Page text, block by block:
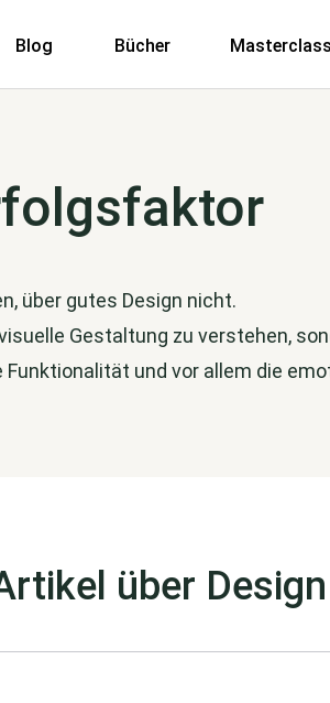
Blog Bücher Masterclass
über gutes Design nicht.
Gestaltung zu verstehen,
und vor allem die
über Design